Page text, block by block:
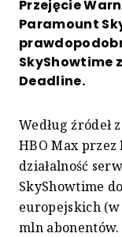
Przejęcie
Paramount
SkyShowtime
Deadline.
Według źródeł
HBO Max przez
działalność
SkyShowtime
europejskich (w
mln abonentów.